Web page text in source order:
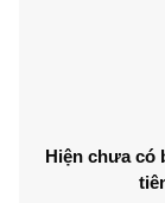
Hiện chưa có